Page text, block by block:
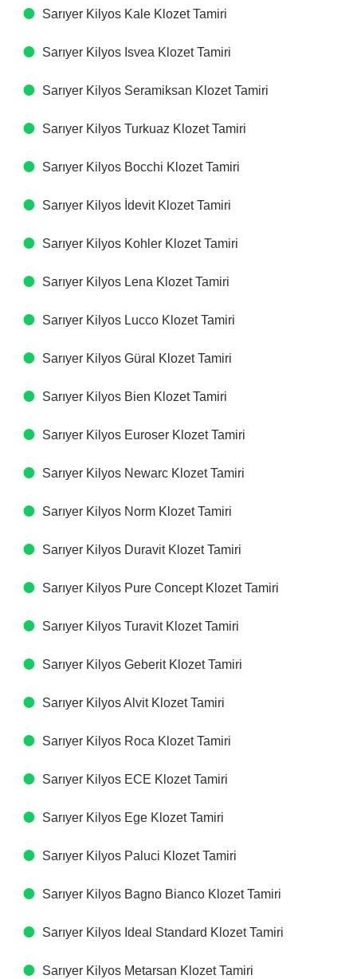
Sarıyer Kilyos Kale Klozet Tamiri
Sarıyer Kilyos Isvea Klozet Tamiri
Sarıyer Kilyos Seramiksan Klozet Tamiri
Sarıyer Kilyos Turkuaz Klozet Tamiri
Sarıyer Kilyos Bocchi Klozet Tamiri
Sarıyer Kilyos İdevit Klozet Tamiri
Sarıyer Kilyos Kohler Klozet Tamiri
Sarıyer Kilyos Lena Klozet Tamiri
Sarıyer Kilyos Lucco Klozet Tamiri
Sarıyer Kilyos Güral Klozet Tamiri
Sarıyer Kilyos Bien Klozet Tamiri
Sarıyer Kilyos Euroser Klozet Tamiri
Sarıyer Kilyos Newarc Klozet Tamiri
Sarıyer Kilyos Norm Klozet Tamiri
Sarıyer Kilyos Duravit Klozet Tamiri
Sarıyer Kilyos Pure Concept Klozet Tamiri
Sarıyer Kilyos Turavit Klozet Tamiri
Sarıyer Kilyos Geberit Klozet Tamiri
Sarıyer Kilyos Alvit Klozet Tamiri
Sarıyer Kilyos Roca Klozet Tamiri
Sarıyer Kilyos ECE Klozet Tamiri
Sarıyer Kilyos Ege Klozet Tamiri
Sarıyer Kilyos Paluci Klozet Tamiri
Sarıyer Kilyos Bagno Bianco Klozet Tamiri
Sarıyer Kilyos Ideal Standard Klozet Tamiri
Sarıyer Kilyos Metarsan Klozet Tamiri